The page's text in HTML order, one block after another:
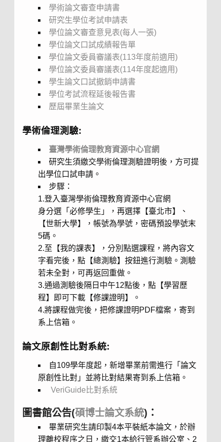
學術論文審查申請書
研究生學位考試申請表
學位論文審查意見表(每人一張)
學位論文口試成績報告單
學位論文委員審議表(113年度前適用)
學位論文委員審議表(114年度起適用)
學生論文口試撤銷申請書
學位考試流程延後報告書
歷屆畢業生論文
學術倫理測驗:
臺灣學術倫理教育資源中心官網
研究生須繳交學術倫理測驗證明後，方可提
出學位口試申請。
步驟：
1.登入臺灣學術倫理教育資源中心官網
身分選「必修學生」，再選擇【臺北市】、
【世新大學】，帳號為學號，密碼預設學號末
5碼。
2.至【我的課表】，分別點選課程，將內容文
字看完後，點【總測驗】按鈕進行測驗。測驗
若未全對，可再返回重做。
3.通過測驗後隔日中午12點後，點【學習歷
程】即可下載【修課證明】。
4.將課程做完後，把修課證明PDF檔案，寄到
系上信箱。
論文原創性比對系統:
自109學年度起，新增畢業前需進行「論文
原創性比對」並將比對結果寄到系上信箱。
VeriGuide比對系統
圖書館公告(碩博士論文系統)：
畢業研究生請印製4本平裝紙本論文，於辦
理離校程序之日，繳交1本給行管系辦公室、2